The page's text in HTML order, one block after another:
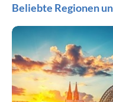
Beliebte Regionen